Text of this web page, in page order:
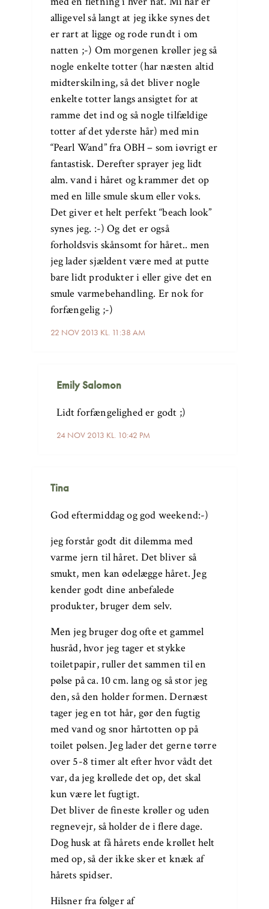
22 NOV 2013 KL. 11:38 AM
alligevel så langt at jeg ikke synes det
er rart at ligge og rode rundt i om
natten ;-) Om morgenen krøller jeg så
nogle enkelte totter (har næsten altid
midterskilning, så det bliver nogle
enkelte totter langs ansigtet for at
ramme det ind og så nogle tilfældige
totter af det yderste hår) med min
“Pearl Wand” fra OBH – som iøvrigt er
fantastisk. Derefter sprayer jeg lidt
alm. vand i håret og krammer det op
med en lille smule skum eller voks.
Det giver et helt perfekt “beach look”
synes jeg. :-) Og det er også
forholdsvis skånsomt for håret.. men
jeg lader sjældent være med at putte
bare lidt produkter i eller give det en
smule varmebehandling. Er nok for
forfængelig ;-)
Emily Salomon
24 NOV 2013 KL. 10:42 PM
Lidt forfængelighed er godt ;)
Tina
God eftermiddag og god weekend:-)
jeg forstår godt dit dilemma med
varme jern til håret. Det bliver så
smukt, men kan ødelægge håret. Jeg
kender godt dine anbefalede
produkter, bruger dem selv.
Men jeg bruger dog ofte et gammel
husråd, hvor jeg tager et stykke
toiletpapir, ruller det sammen til en
pølse på ca. 10 cm. lang og så stor jeg
den, så den holder formen. Dernæst
tager jeg en tot hår, gør den fugtig
med vand og snor hårtotten op på
toilet pølsen. Jeg lader det gerne tørre
over 5-8 timer alt efter hvor vådt det
var, da jeg krøllede det op, det skal
kun være let fugtigt.
Det bliver de fineste krøller og uden
regnevejr, så holder de i flere dage.
Dog husk at få hårets ende krøllet helt
med op, så der ikke sker et knæk af
hårets spidser.
Hilsner fra følger af